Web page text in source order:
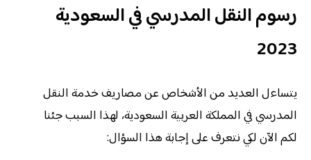
رسوم النقل المدرسي في السعودية
2023
يتساءل العديد من الأشخاص عن مصاريف خدمة النقل
المدرسي في المملكة العربية السعودية، لهذا السبب جئنا
لكم الآن لكي نتعرف على إجابة هذا السؤال: